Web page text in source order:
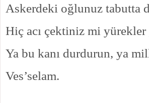
Askerdeki oğlunuz tabutta
Hiç acı çektiniz mi yürekler
Ya bu kanı durdurun, ya
Ves’selam.